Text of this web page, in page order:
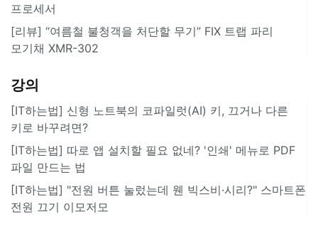
프로세서
[리뷰] “여름철 불청객을 처단할 무기” FIX 트랩 파리
모기채 XMR-302
강의
[IT하는법] 신형 노트북의 코파일럿(AI) 키, 끄거나 다른
키로 바꾸려면?
[IT하는법] 따로 앱 설치할 필요 없네? '인쇄' 메뉴로 PDF
파일 만드는 법
[IT하는법] "전원 버튼 눌렀는데 웬 빅스비·시리?" 스마트폰
전원 끄기 이모저모